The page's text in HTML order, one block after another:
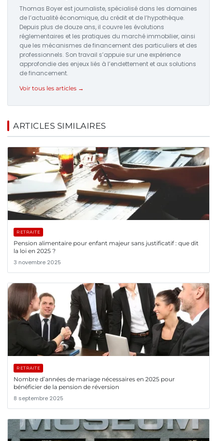
Thomas Boyer est journaliste, spécialisé dans les domaines
de l’actualité économique, du crédit et de l’hypothèque.
Depuis plus de douze ans, il couvre les évolutions
réglementaires et les pratiques du marché immobilier, ainsi
que les mécanismes de financement des particuliers et des
professionnels. Son travail s’appuie sur une expérience
approfondie des enjeux liés à l’endettement et aux solutions
de financement.
Voir tous les articles →
ARTICLES SIMILAIRES
RETRAITE
Pension alimentaire pour enfant majeur sans justificatif : que dit
la loi en 2025 ?
3 novembre 2025
RETRAITE
Nombre d’années de mariage nécessaires en 2025 pour
bénéficier de la pension de réversion
8 septembre 2025